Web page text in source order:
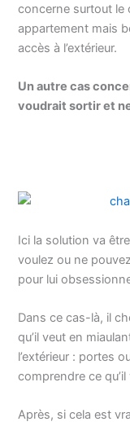
concerne surtout le
appartement mais
accès à l’extérieur.
Un autre cas
voudrait sortir et
Ici la solution va
voulez ou ne
pour lui
Dans ce cas-là, il
qu’il veut en
l’extérieur : portes
comprendre ce qu’il
Après, si cela est